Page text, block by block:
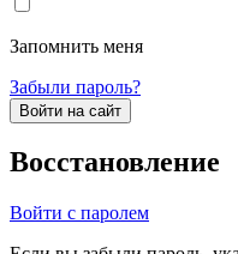
Запомнить меня
Забыли пароль?
Войти на сайт
Восстановление
Войти с паролем